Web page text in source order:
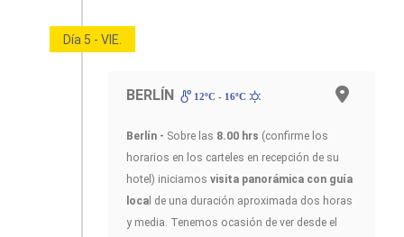
Día 5 - VIE.
BERLÍN 12ºC - 16ºC
Berlín - Sobre las 8.00 hrs (confirme los
horarios en los carteles en recepción de su
hotel) iniciamos visita panorámica con guía
loca l de una duración aproximada dos horas
y media. Tenemos ocasión de ver desde el